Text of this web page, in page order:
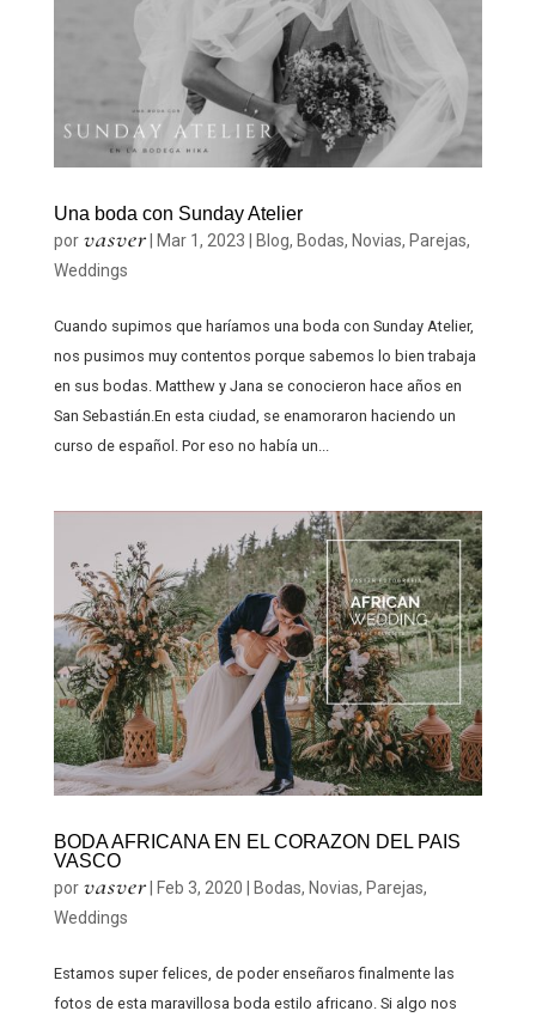
Una boda con Sunday Atelier
por vasver| Mar 1, 2023 Blog, Bodas, Novias, Parejas,
Weddings
Cuando supimos que haríamos una boda con Sunday Atelier,
nos pusimos muy contentos porque sabemos lo bien trabaja
en sus bodas. Matthew y Jana se conocieron hace años en
San Sebastián.En esta ciudad, se enamoraron haciendo un
curso de español. Por eso no había un...
BODA AFRICANA EN EL CORAZON DEL PAIS
VASCO
por vasver| Feb 3, 2020 | Bodas, Novias, Parejas,
Weddings
Estamos super felices, de poder enseñaros finalmente las
fotos de esta maravillosa boda estilo africano. Si algo nos